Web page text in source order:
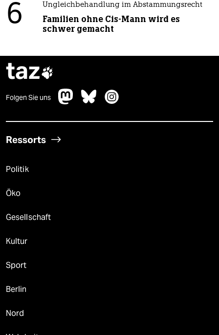
6 Ungleichbehandlung im Abstammungsrecht
Familien ohne Cis-Mann wird es
schwer gemacht
taz
Folgen Sie uns
Ressorts
Politik
Öko
Gesellschaft
Kultur
Sport
Berlin
Nord